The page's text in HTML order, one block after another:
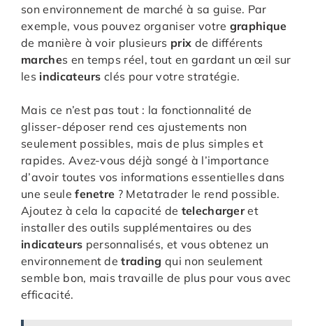
son environnement de marché à sa guise. Par
exemple, vous pouvez organiser votre graphique
de manière à voir plusieurs prix de différents
marches en temps réel, tout en gardant un œil sur
les indicateurs clés pour votre stratégie.
Mais ce n’est pas tout : la fonctionnalité de
glisser-déposer rend ces ajustements non
seulement possibles, mais de plus simples et
rapides. Avez-vous déjà songé à l’importance
d’avoir toutes vos informations essentielles dans
une seulefenetre ? Metatrader le rend possible.
Ajoutez à cela la capacité de telechargeret
installer des outils supplémentaires ou des
indicateurs personnalisés, et vous obtenez un
environnement detrading qui non seulement
semble bon, mais travaille de plus pour vous avec
efficacité.